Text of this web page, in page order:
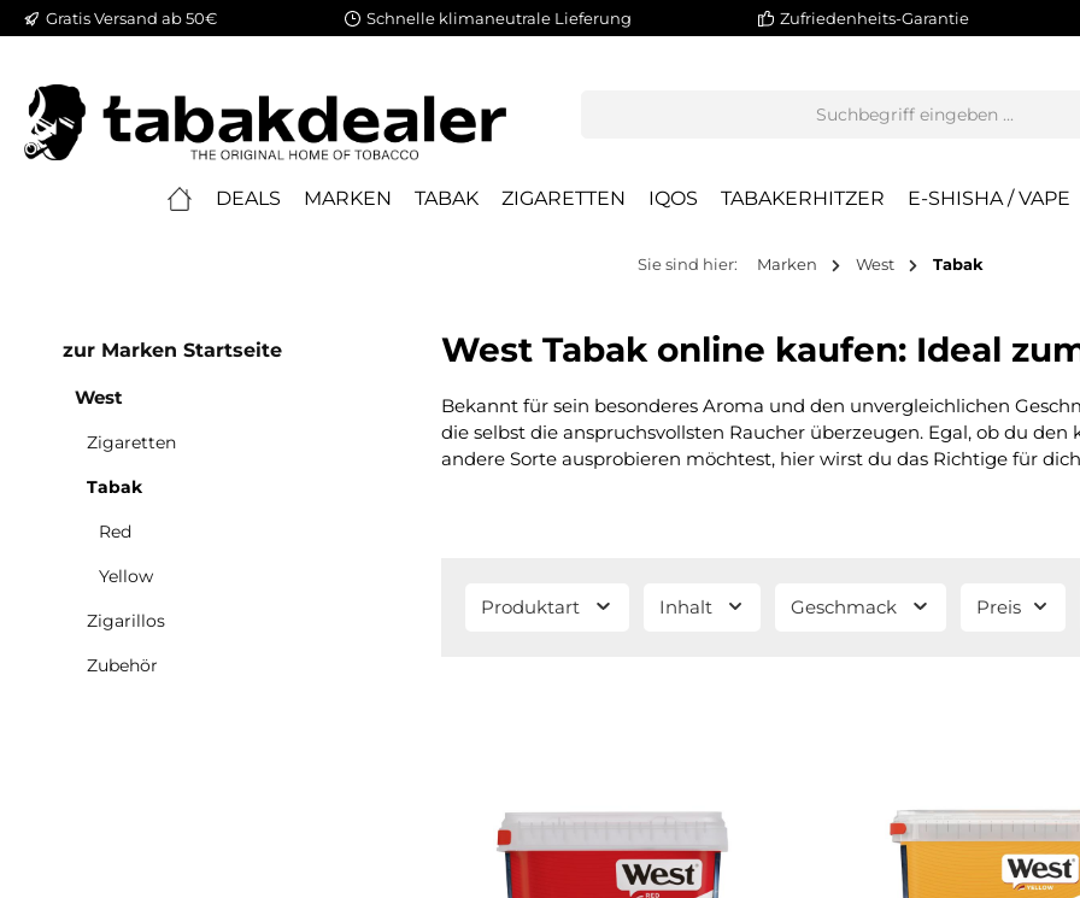
Zur Hauptnavigation springen
Gratis Versand ab 50€ Schnelle klimaneutrale Lieferung Zufriedenheits-Garantie
DEALS MARKEN TABAK ZIGARETTEN IQOS TABAKERHITZER E-SHISHA / VAPE
Sie sind hier: Marken West Tabak
zur Marken Startseite
West
Zigaretten
Tabak
Red
Yellow
Zigarillos
Zubehör
West Tabak online kaufen: Ideal
Bekannt für sein besonderes Aroma und den unvergleichlichen
die selbst die anspruchsvollsten Raucher überzeugen. Egal, ob du
andere Sorte ausprobieren möchtest, hier wirst du das Richtige für
Produktart Inhalt Geschmack Preis